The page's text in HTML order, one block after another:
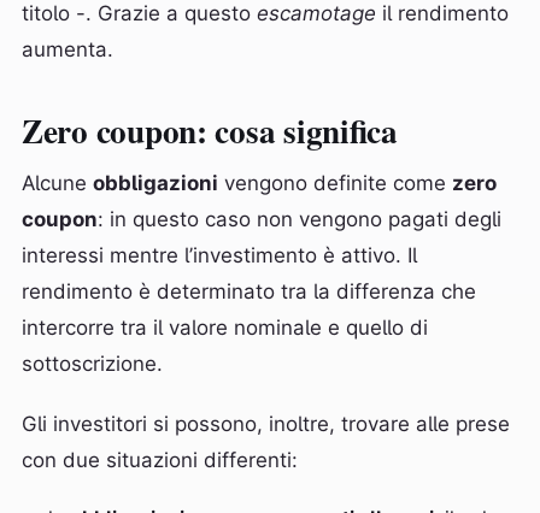
titolo -. Grazie a questo escamotage il rendimento
aumenta.
Zero coupon: cosa significa
Alcune obbligazioni vengono definite come zero
coupon: in questo caso non vengono pagati degli
interessi mentre l’investimento è attivo. Il
rendimento è determinato tra la differenza che
intercorre tra il valore nominale e quello di
sottoscrizione.
Gli investitori si possono, inoltre, trovare alle prese
con due situazioni differenti: